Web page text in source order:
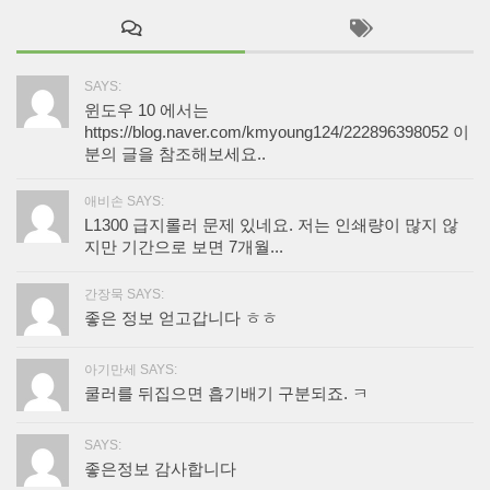
SAYS:
윈도우 10 에서는
https://blog.naver.com/kmyoung124/222896398052 이
분의 글을 참조해보세요..
애비손 SAYS:
L1300 급지롤러 문제 있네요. 저는 인쇄량이 많지 않
지만 기간으로 보면 7개월...
간장묵 SAYS:
좋은 정보 얻고갑니다 ㅎㅎ
아기만세 SAYS:
쿨러를 뒤집으면 흡기배기 구분되죠. ㅋ
SAYS:
좋은정보 감사합니다